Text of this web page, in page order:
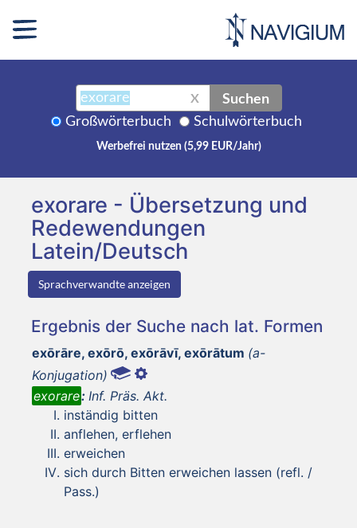
X Suchen
Großwörterbuch Schulwörterbuch
Werbefrei nutzen (5,99 EUR/Jahr)
exorare - Übersetzung und
Redewendungen
Latein/Deutsch
Sprachverwandte anzeigen
Ergebnis der Suche nach lat. Formen
exōrāre, exōrō, exōrāvī, exōrātum (a-
Konjugation)
exorare: Inf. Präs. Akt.
inständig bitten
anflehen, erflehen
erweichen
sich durch Bitten erweichen lassen (refl. /
Pass.)